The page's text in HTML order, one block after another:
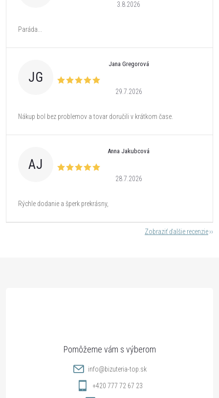
3.8.2026
Paráda...
JG
Jana Gregorová
29.7.2026
Nákup bol bez problemov a tovar doručili v krátkom čase.
AJ
Anna Jakubcová
28.7.2026
Rýchle dodanie a šperk prekrásny,
Zobraziť ďalšie recenzie
info@bizuteria-top.sk
+420 777 72 67 23